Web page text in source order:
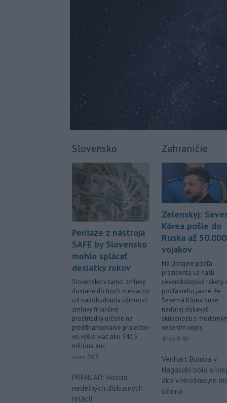
Slovensko
Peniaze z nástroja
SAFE by Slovensko
mohlo splácať
desiatky rokov
Slovensko v rámci zmluvy
dostane do troch mesiacov
od nadobudnutia účinnosti
zmluvy finančné
prostriedky určené na
predfinancovanie projektov
vo výške viac ako 347,5
milióna eur.
dnes 9:03
PREHĽAD: Hostia
nedeľných diskusných
relácií
Zahraničie
Zelenskyj:
Kórea pošle do
Ruska až 50.000
vojakov
Na Ukrajine podľa
prezidenta už našli
severokórejské rakety
podľa neho jasné, že
Severná Kórea bude
naďalej získavať
skúsenosti s
vedením vojny.
dnes 8:46
Venhart:Bomba v
Nagasaki bola
ako v Hirošime,no
účinná